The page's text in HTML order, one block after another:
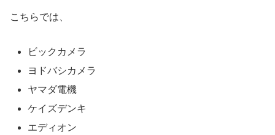
こちらでは、
ビックカメラ
ヨドバシカメラ
ヤマダ電機
ケイズデンキ
エディオン